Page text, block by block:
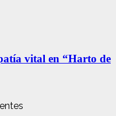
vital en “Harto de